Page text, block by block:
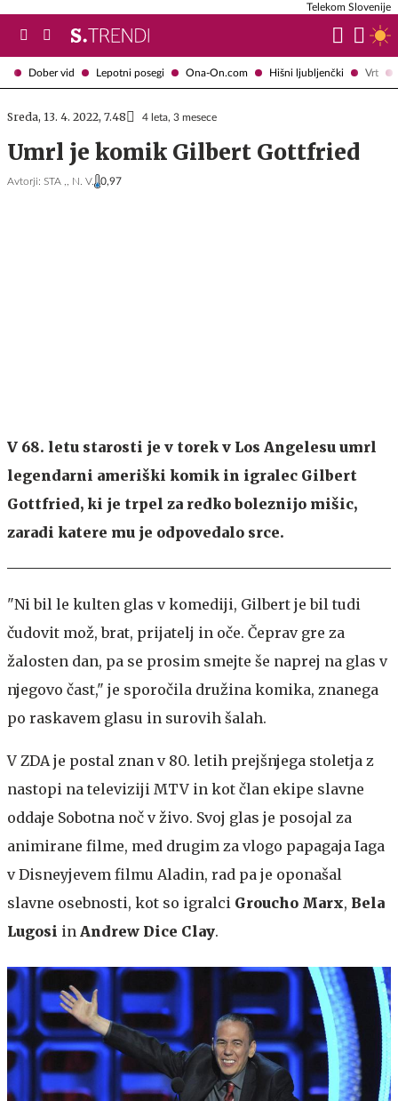
Dober vid Lepotni posegi Ona-On.com Hišni ljubljenčki Vrt
Telekom Slovenije
Sreda, 13. 4. 2022, 7.48 4 leta, 3 mesece
Umrl je komik Gilbert Gottfried
Avtorji: STA ,, N. V. 0,97
V 68. letu starosti je v torek v Los Angelesu umrl
legendarni ameriški komik in igralec Gilbert
Gottfried, ki je trpel za redko boleznijo mišic,
zaradi katere mu je odpovedalo srce.
"Ni bil le kulten glas v komediji, Gilbert je bil tudi
čudovit mož, brat, prijatelj in oče. Čeprav gre za
žalosten dan, pa se prosim smejte še naprej na glas v
njegovo čast," je sporočila družina komika, znanega
po raskavem glasu in surovih šalah.
V ZDA je postal znan v 80. letih prejšnjega stoletja z
nastopi na televiziji MTV in kot član ekipe slavne
oddaje Sobotna noč v živo. Svoj glas je posojal za
animirane filme, med drugim za vlogo papagaja Iaga
v Disneyjevem filmu Aladin, rad pa je oponašal
slavne osebnosti, kot so igralci Groucho Marx, Bela
Lugosi in Andrew Dice Clay.